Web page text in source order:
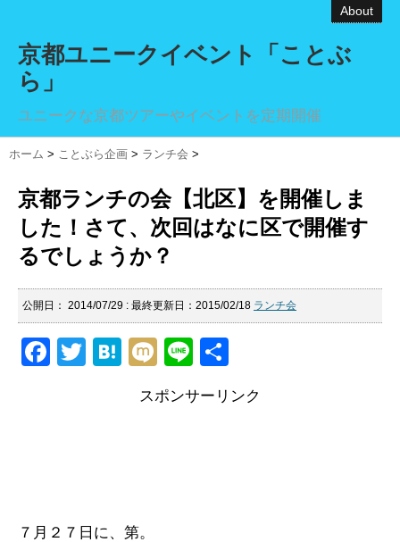
About
京都ユニークイベント「ことぶ
ら」
ユニークな京都ツアーやイベントを定期開催
ホーム > ことぶら企画 > ランチ会 >
京都ランチの会【北区】を開催しま
した！さて、次回はなに区で開催す
るでしょうか？
公開日： 2014/07/29 : 最終更新日：2015/02/18 ランチ会
F
o
T
H
M
ixi
Li
e
スポンサーリンク
７月２７日に、第。